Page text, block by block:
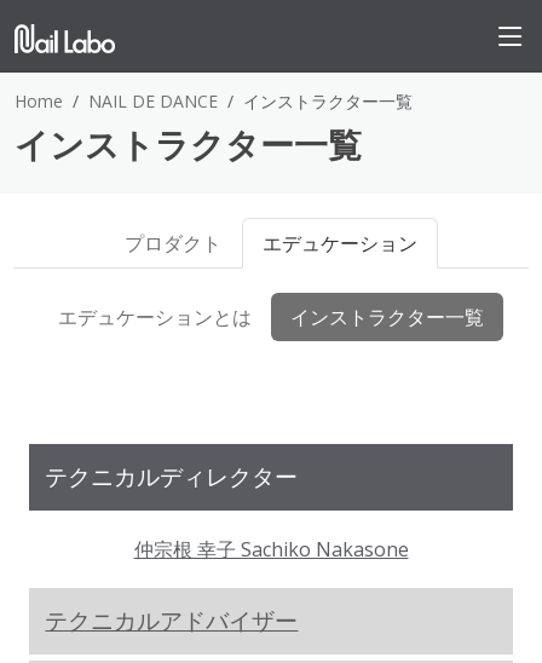
Home NAIL DE DANCE インストラクター一覧
インストラクター一覧
プロダクト エデュケーション
エデュケーションとは インストラクター一覧
テクニカルディレクター
仲宗根 幸子 Sachiko Nakasone
テクニカルアドバイザー